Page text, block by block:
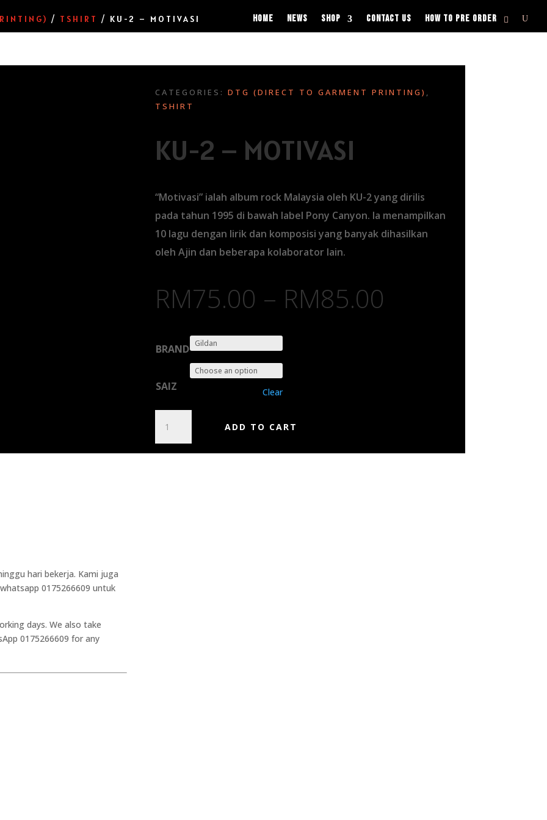
HOME NEWS SHOP CONTACT US HOW TO PRE ORDER
/ TSHIRT / KU-2 – MOTIVASI
CATEGORIES: DTG (DIRECT TO GARMENT PRINTING) ,
TSHIRT
KU-2 – MOTIVASI
“Motivasi” ialah album rock Malaysia oleh KU-2 yang dirilis
pada tahun 1995 di bawah label Pony Canyon. Ia menampilkan
10 lagu dengan lirik dan komposisi yang banyak dihasilkan
oleh Ajin dan beberapa kolaborator lain.
RM75.00 – RM85.00
BRAND
SAIZ Clear
-
ADD TO CART
hari bekerja. Kami juga
0175266609 untuk
days. We also take
0175266609 for any